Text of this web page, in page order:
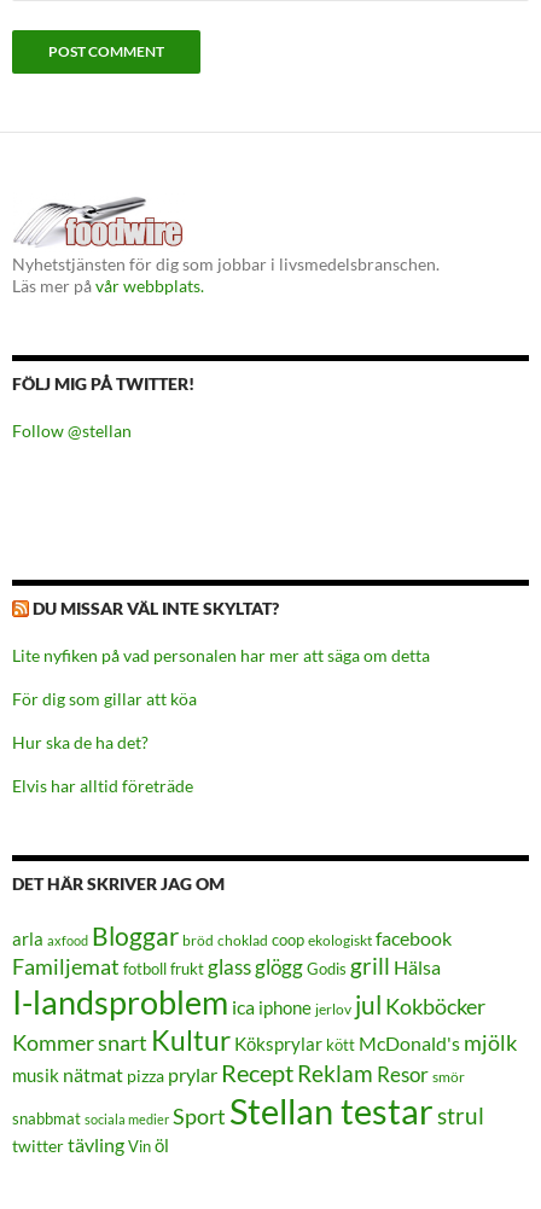
Nyhetstjänsten för dig som jobbar i livsmedelsbranschen.
Läs mer påvår webbplats.
FÖLJ MIG PÅ TWITTER!
Follow @stellan
DU MISSAR VÄL INTE SKYLTAT?
Lite nyfiken på vad personalen har mer att säga om detta
För dig som gillar att köa
Hur ska de ha det?
Elvis har alltid företräde
DET HÄR SKRIVER JAG OM
arla axfood Bloggar bröd choklad coop ekologiskt facebook
Familjemat fotboll fruktglassglöggGodis grill Hälsa
I-landsproblem ica iphone jerlov jul Kokböcker
Kommer snart Kultur Köksprylar kött McDonald's mjölk
musik nätmat pizza prylar ReceptReklam Resor smör
snabbmat sociala medier Sport Stellan testarstrul
twittertävling Vin öl